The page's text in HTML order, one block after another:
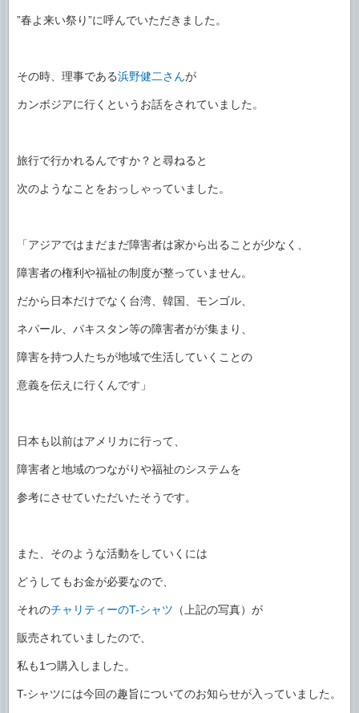
”春よ来い祭り”に呼んでいただきました。
その時、理事である浜野健二さんが
カンボジアに行くというお話をされていました。
旅行で行かれるんですか？と尋ねると
次のようなことをおっしゃっていました。
「アジアではまだまだ障害者は家から出ることが少なく、
障害者の権利や福祉の制度が整っていません。
だから日本だけでなく台湾、韓国、モンゴル、
ネパール、パキスタン等の障害者がが集まり、
障害を持つ人たちが地域で生活していくことの
意義を伝えに行くんです」
日本も以前はアメリカに行って、
障害者と地域のつながりや福祉のシステムを
参考にさせていただいたそうです。
また、そのような活動をしていくには
どうしてもお金が必要なので、
それのチャリティーのT-シャツ （上記の写真）が
販売されていましたので、
私も1つ購入しました。
T-シャツには今回の趣旨についてのお知らせが入っていました。